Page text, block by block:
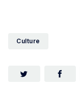
Culture